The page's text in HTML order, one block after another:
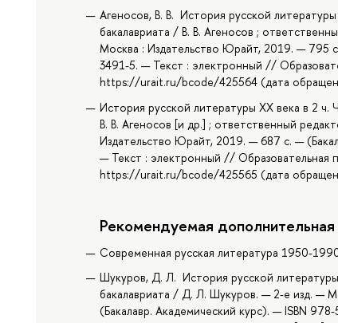
Агеносов, В. В. История русской
бакалавриата / В. В. Агеносов ;
Москва : Издательство Юрайт, 2019. — 795
3491-5. — Текст : электронный //
https://urait.ru/bcode/425564 (дата
История русской литературы XX века в 2 ч.
В. В. Агеносов [и др.] ; ответственный
Издательство Юрайт, 2019. — 687 с. —
— Текст : электронный // Образовательная
https://urait.ru/bcode/425565 (дата
Рекомендуемая
Современная русская литература 1950-
Шукуров, Д. Л. История русской
бакалавриата / Д. Л. Шукуров. — 2-е изд. —
(Бакалавр. Академический курс). — ISBN